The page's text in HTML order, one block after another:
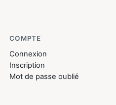
COMPTE
Connexion
Inscription
Mot de passe oublié